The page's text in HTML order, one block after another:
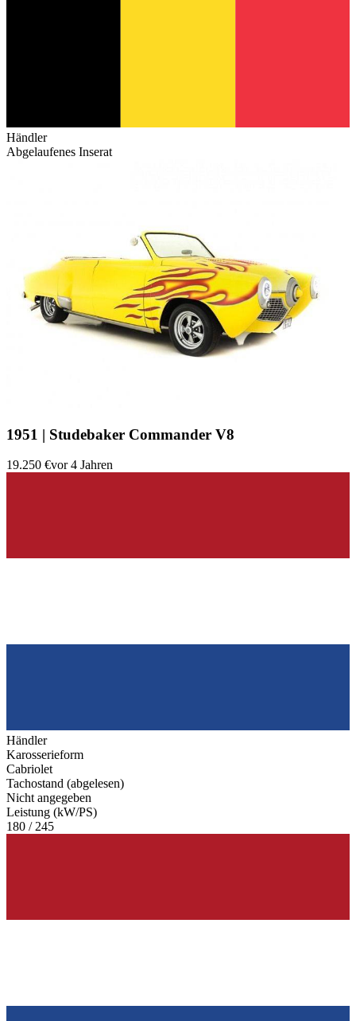
Händler
Abgelaufenes Inserat
1951 | Studebaker Commander V8
19.250 €vor 4 Jahren
Händler
Karosserieform
Cabriolet
Tachostand (abgelesen)
Nicht angegeben
Leistung (kW/PS)
180 / 245